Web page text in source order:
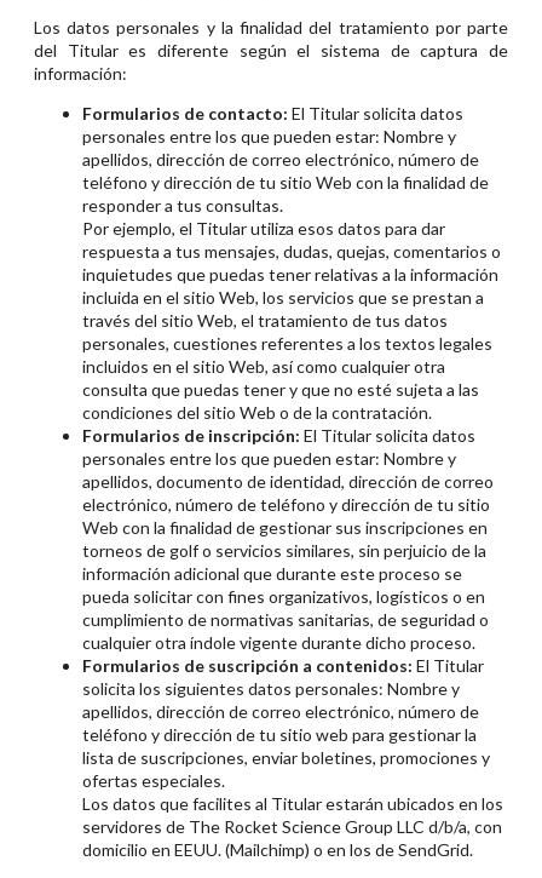
Los datos personales y la finalidad del tratamiento por parte
del Titular es diferente según el sistema de captura de
información:
Formularios de contacto: El Titular solicita datos
personales entre los que pueden estar: Nombre y
apellidos, dirección de correo electrónico, número de
teléfono y dirección de tu sitio Web con la finalidad de
responder a tus consultas.
Por ejemplo, el Titular utiliza esos datos para dar
respuesta a tus mensajes, dudas, quejas, comentarios o
inquietudes que puedas tener relativas a la información
incluida en el sitio Web, los servicios que se prestan a
través del sitio Web, el tratamiento de tus datos
personales, cuestiones referentes a los textos legales
incluidos en el sitio Web, así como cualquier otra
consulta que puedas tener y que no esté sujeta a las
condiciones del sitio Web o de la contratación.
Formularios de inscripción: El Titular solicita datos
personales entre los que pueden estar: Nombre y
apellidos, documento de identidad, dirección de correo
electrónico, número de teléfono y dirección de tu sitio
Web con la finalidad de gestionar sus inscripciones en
torneos de golf o servicios similares, sin perjuicio de la
información adicional que durante este proceso se
pueda solicitar con fines organizativos, logísticos o en
cumplimiento de normativas sanitarias, de seguridad o
cualquier otra índole vigente durante dicho proceso.
Formularios de suscripción a contenidos: El Titular
solicita los siguientes datos personales: Nombre y
apellidos, dirección de correo electrónico, número de
teléfono y dirección de tu sitio web para gestionar la
lista de suscripciones, enviar boletines, promociones y
ofertas especiales.
Los datos que facilites al Titular estarán ubicados en los
servidores de The Rocket Science Group LLC d/b/a, con
domicilio en EEUU. (Mailchimp) o en los de SendGrid.